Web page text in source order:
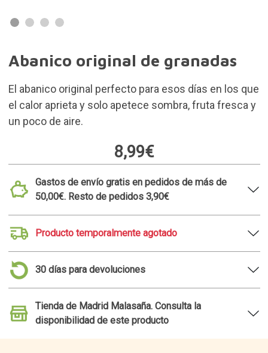
Abanico original de granadas
El abanico original perfecto para esos días en los que
el calor aprieta y solo apetece sombra, fruta fresca y
un poco de aire.
8,99€
Gastos de envío gratis en pedidos de más de
50,00€. Resto de pedidos 3,90€
Producto temporalmente agotado
30 días para devoluciones
Tienda de Madrid Malasaña. Consulta la
disponibilidad de este producto